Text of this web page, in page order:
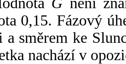
0,15. Fázový
směrem ke
nachází v